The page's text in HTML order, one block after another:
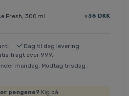
Fresh, 300 ml +36 DKK
Dag til dag levering
fragt over 999,-
mandag. Modtag tirsdag.
pengene? Kig på: